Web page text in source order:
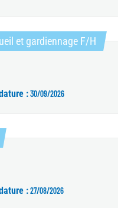
et gardiennage F/H
: 30/09/2026
fenêtre)
: 27/08/2026